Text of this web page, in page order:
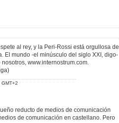
al rey, y la Peri-Rossi está orgullosa de
El mundo -el minúsculo del siglo XXI, digo-
www.internostrum.com.
reducto de medios de comunicación
de comunicación en castellano. Pero